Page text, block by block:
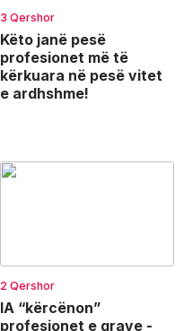
3 Qershor
Këto janë pesë
profesionet më të
kërkuara në pesë vitet
e ardhshme!
2 Qershor
IA “kërcënon”
profesionet e grave -